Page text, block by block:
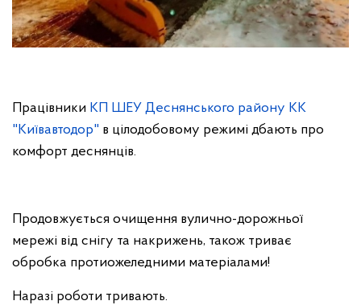
Працівники КП ШЕУ Деснянського району КК
"Київавтодор" в цілодобовому режимі дбають про
комфорт деснянців.
Продовжується очищення вулично-дорожньої
мережі від снігу та накрижень, також триває
обробка протиожеледними матеріалами!
Наразі роботи тривають.